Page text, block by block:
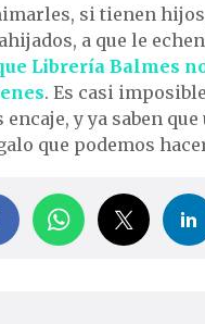
si tienen
a que le
Librería Balmes
. Es casi
encaje, y ya saben
que podemos